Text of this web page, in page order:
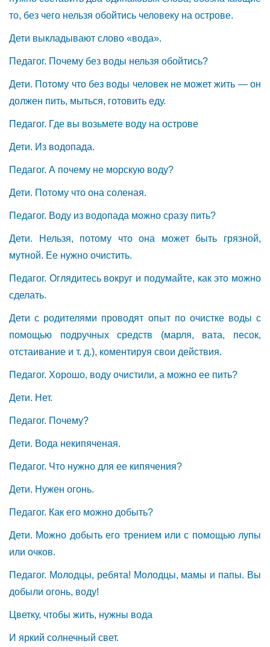
то, без чего нельзя обойтись человеку на острове.
Дети выкладывают слово «вода».
Педагог. Почему без воды нельзя обойтись?
Дети. Потому что без воды человек не может жить — он
должен пить, мыться, готовить еду.
Педагог. Где вы возьмете воду на острове
Дети. Из водопада.
Педагог. А почему не морскую воду?
Дети. Потому что она соленая.
Педагог. Воду из водопада можно сразу пить?
Дети. Нельзя, потому что она может быть грязной,
мутной. Ее нужно очистить.
Педагог. Оглядитесь вокруг и подумайте, как это можно
сделать.
Дети с родителями проводят опыт по очистке воды с
помощью подручных средств (марля, вата, песок,
отстаивание и т. д.), коментируя свои действия.
Педагог. Хорошо, воду очистили, а можно ее пить?
Дети. Нет.
Педагог. Почему?
Дети. Вода некипяченая.
Педагог. Что нужно для ее кипячения?
Дети. Нужен огонь.
Педагог. Как его можно добыть?
Дети. Можно добыть его трением или с помощью лупы
или очков.
Педагог. Молодцы, ребята! Молодцы, мамы и папы. Вы
добыли огонь, воду!
Цветку, чтобы жить, нужны вода
И яркий солнечный свет.